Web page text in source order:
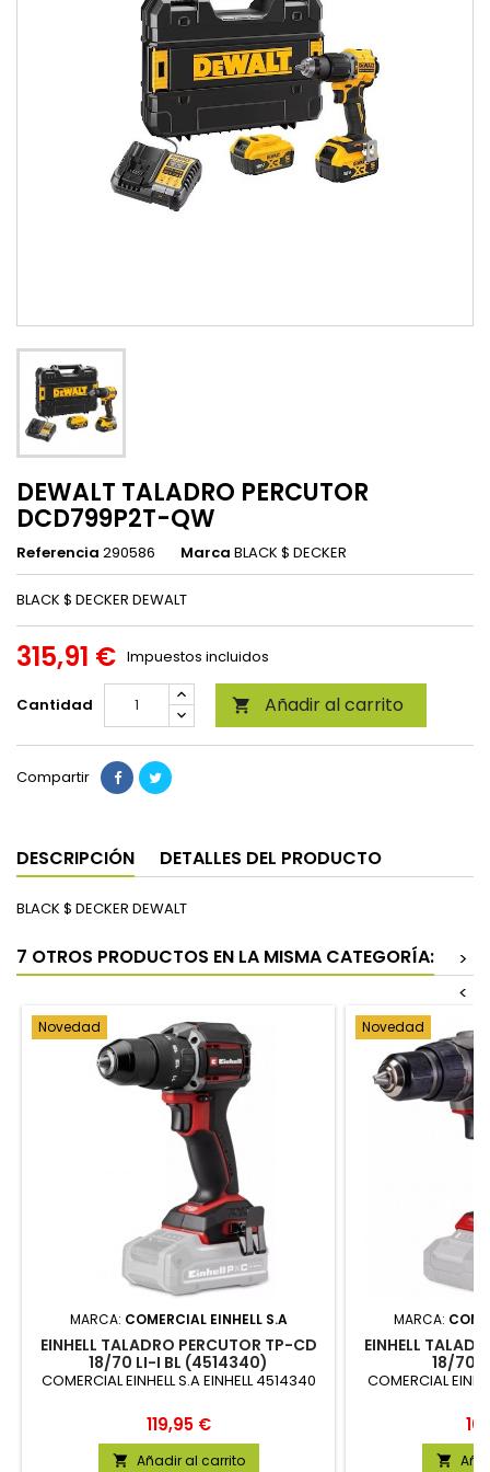
DEWALT TALADRO PERCUTOR
DCD799P2T-QW
Referencia 290586 Marca BLACK $ DECKER
BLACK $ DECKER DEWALT
315,91 € Impuestos incluidos
Cantidad  Añadir al carrito
Compartir
DESCRIPCIÓN DETALLES DEL PRODUCTO
BLACK $ DECKER DEWALT
7 OTROS PRODUCTOS EN LA MISMA CATEGORÍA:
>
<
Novedad
MARCA: COMERCIAL EINHELL S.A
EINHELL TALADRO PERCUTOR TP-CD
18/70 LI-I BL (4514340)
COMERCIAL EINHELL S.A EINHELL 4514340
Precio
119,95 €
 Añadir al carrito
Novedad
MARCA:
EINHELL
18/70
COMERCIAL
